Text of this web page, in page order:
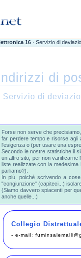
16 · Servizio di
di
Servizio di
Forse non serve che
far perdere tempo e risorse agli
l'esigenza o (per usare una
Secondo le nostre statistiche il
un altro sito, per non vanificarne
liste realizzate con la
parliamo?).
In più, poiché scrivendo a
"congiunzione" (capiteci...)
(Siamo davvero spiacenti per
anche quelle...)
Collegio
- e-mail: